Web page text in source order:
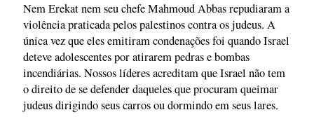
Nem Erekat nem seu chefe Mahmoud Abbas repudiaram a
violência praticada pelos palestinos contra os judeus. A
única vez que eles emitiram condenações foi quando Israel
deteve adolescentes por atirarem pedras e bombas
incendiárias. Nossos líderes acreditam que Israel não tem
o direito de se defender daqueles que procuram queimar
judeus dirigindo seus carros ou dormindo em seus lares.